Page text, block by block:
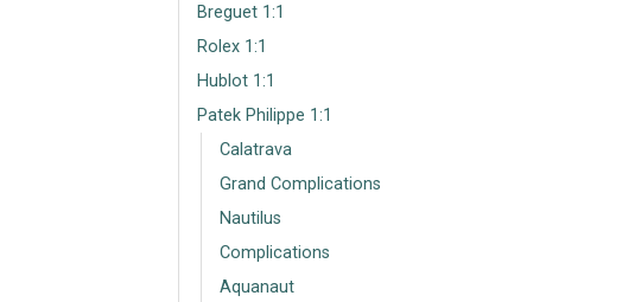
Breguet 1:1
Rolex 1:1
Hublot 1:1
Patek Philippe 1:1
Calatrava
Grand Complications
Nautilus
Complications
Aquanaut